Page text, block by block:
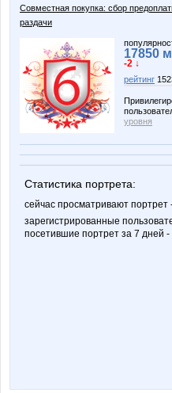
Совместная покупка: сбор
раздачи
17850
-2 ↓
рейтинг
уровня
Статистика портрета:
сейчас просматривают портрет
зарегистрированные
посетившие портрет за 7 дней -